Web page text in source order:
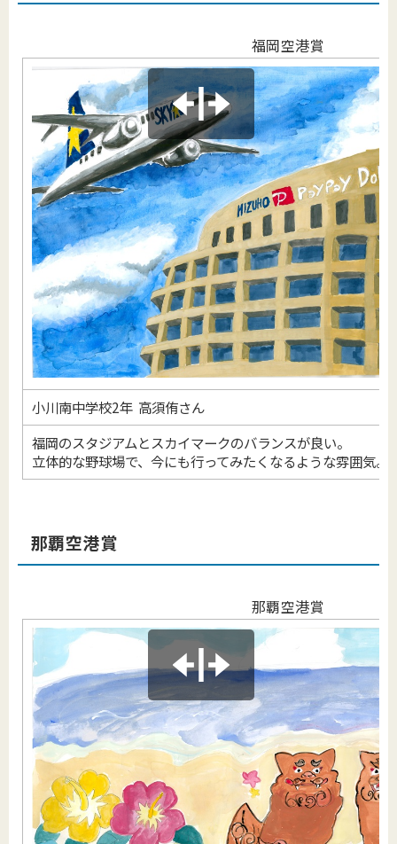
福岡空港賞
小川南中学校2年 高須侑さん
福岡のスタジアムとスカイマークのバランスが良い。
立体的な野球場で、今にも行ってみたくなるような雰囲気。
那覇空港賞
那覇空港賞